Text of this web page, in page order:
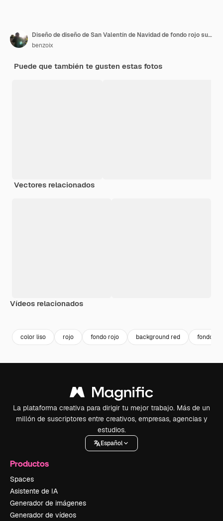
Diseño de diseño de San Valentín de Navidad de fondo rojo suave de lujo abstracto, estudio, habitación, plantilla web, informe comercial con color degradado de círculo suave.
benzoix
Puede que también te gusten estas fotos
Vectores relacionados
Vídeos relacionados
color liso rojo fondo rojo background red fondo
La plataforma creativa para dirigir tu mejor trabajo. Más de un
millón de suscriptores entre creativos, empresas, agencias y
estudios.
Español
Productos
Spaces
Asistente de IA
Generador de imágenes
Generador de vídeos